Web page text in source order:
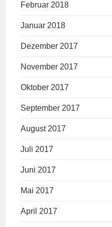
Februar 2018
Januar 2018
Dezember 2017
November 2017
Oktober 2017
September 2017
August 2017
Juli 2017
Juni 2017
Mai 2017
April 2017